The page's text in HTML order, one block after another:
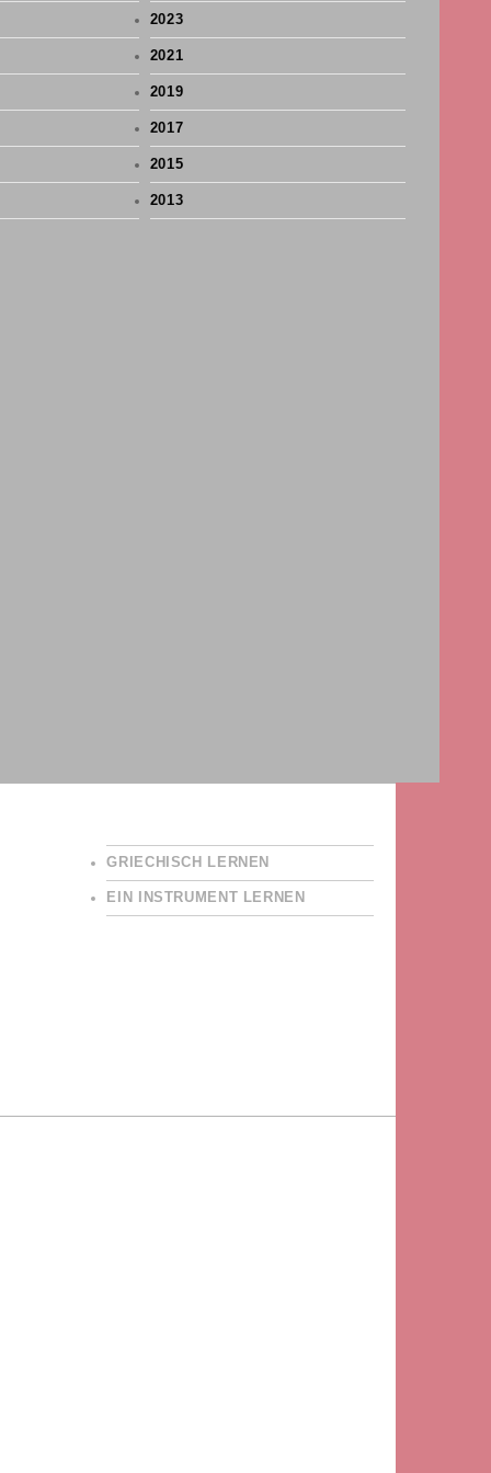
2023
2021
2019
2017
2015
2013
GRIECHISCH LERNEN
EIN INSTRUMENT LERNEN